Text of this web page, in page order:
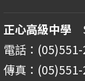
正心高級中學
電話：
傳真：